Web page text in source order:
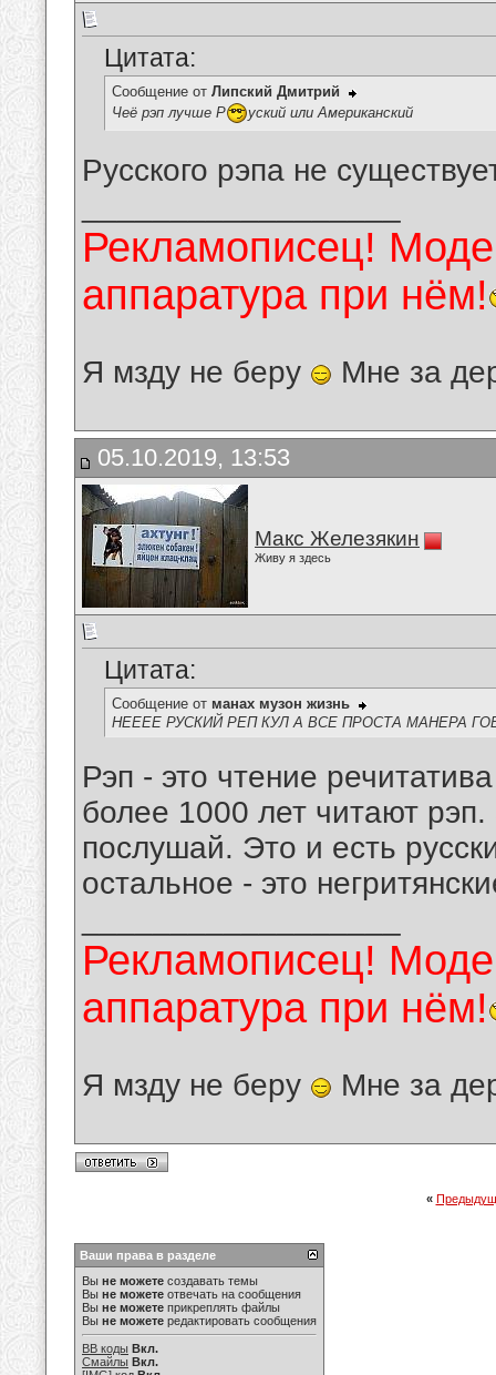
Цитата:
Сообщение от Липский Дмитрий
Чеё рэп лучше Р
уский или Американский
Русского рэпа не
Рекламописец!
аппаратура при нём!
Я мзду не беру Мне за
05.10.2019, 13:53
Макс Железякин
Живу я здесь
Цитата:
Сообщение от манах музон жизнь
НЕЕЕЕ РУСКИЙ РЕП КУЛ А ВСЕ ПРОСТА МАНЕРА
Рэп - это чтение
более 1000 лет читают
послушай. Это и есть
остальное - это
Рекламописец!
аппаратура при нём!
Я мзду не беру Мне за
«
Ваши права в разделе
Вы не можете создавать темы
Вы не можете отвечать на сообщения
Вы не можете прикреплять файлы
Вы не можете редактировать сообщения
BB коды Вкл.
Смайлы Вкл.